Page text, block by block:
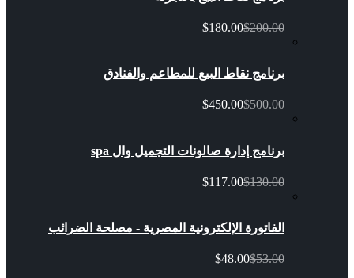
$180.00$200.00
برنامج نقاط البيع للمطاعم والفنادق
$450.00$500.00
برنامج إدارة صالونات التجميل وال spa
$117.00$130.00
الفاتورة الإلكترونية المصرية - مصلحة الضرائب
$48.00$53.00